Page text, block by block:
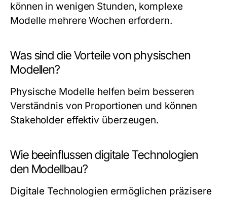
können in wenigen Stunden, komplexe
Modelle mehrere Wochen erfordern.
Was sind die Vorteile von physischen
Modellen?
Physische Modelle helfen beim besseren
Verständnis von Proportionen und können
Stakeholder effektiv überzeugen.
Wie beeinflussen digitale Technologien
den Modellbau?
Digitale Technologien ermöglichen präzisere